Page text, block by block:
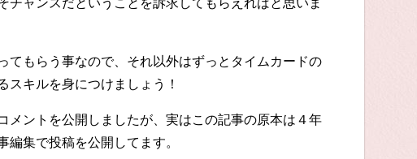
チャンスだということを訴求してもらえればと思いま
てもらう事なので、それ以外はずっとタイムカードの
スキルを身につけましょう！
ントを公開しましたが、実はこの記事の原本は４年
集で投稿を公開してます。